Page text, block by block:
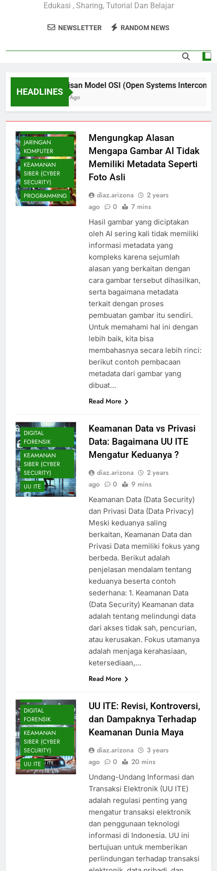
Edukasi , Sharing, Tutorial Dan Belajar
NEWSLETTER RANDOM NEWS
HEADLINES
7 Lapisan Model OSI (Open Systems
4 Years Ago
CEH
FUNDAMENTALS
DIGITAL
JARINGAN
KOMPUTER
KEAMANAN
SIBER (CYBER
SECURITY)
PROGRAMMING
Mengungkap Alasan
Mengapa Gambar AI Tidak
Memiliki Metadata Seperti
Foto Asli
diaz.arizona
2 years
ago
0 7 mins
Hasil gambar yang diciptakan
oleh AI sering kali tidak memiliki
informasi metadata yang
kompleks karena sejumlah
alasan yang berkaitan dengan
cara gambar tersebut dihasilkan,
serta bagaimana metadata
terkait dengan proses
pembuatan gambar itu sendiri.
Untuk memahami hal ini dengan
lebih baik, kita bisa
membahasnya secara lebih rinci:
berikut contoh pembacaan
metadata dari gambar yang
dibuat…
Read More
DIGITAL
FORENSIK
KEAMANAN
SIBER (CYBER
SECURITY)
UU ITE
Keamanan Data vs Privasi
Data: Bagaimana UU ITE
Mengatur Keduanya ?
diaz.arizona
2 years
ago
0 9 mins
Keamanan Data (Data Security)
dan Privasi Data (Data Privacy)
Meski keduanya saling
berkaitan, Keamanan Data dan
Privasi Data memiliki fokus yang
berbeda. Berikut adalah
penjelasan mendalam tentang
keduanya beserta contoh
sederhana: 1. Keamanan Data
(Data Security) Keamanan data
adalah tentang melindungi data
dari akses tidak sah, pencurian,
atau kerusakan. Fokus utamanya
adalah menjaga kerahasiaan,
ketersediaan,…
Read More
DIGITAL
FORENSIK
KEAMANAN
SIBER (CYBER
SECURITY)
UU ITE
UU ITE: Revisi, Kontroversi,
dan Dampaknya Terhadap
Keamanan Dunia Maya
diaz.arizona
3 years
ago
0 20 mins
Undang-Undang Informasi dan
Transaksi Elektronik (UU ITE)
adalah regulasi penting yang
mengatur transaksi elektronik
dan penggunaan teknologi
informasi di Indonesia. UU ini
bertujuan untuk memberikan
perlindungan terhadap transaksi